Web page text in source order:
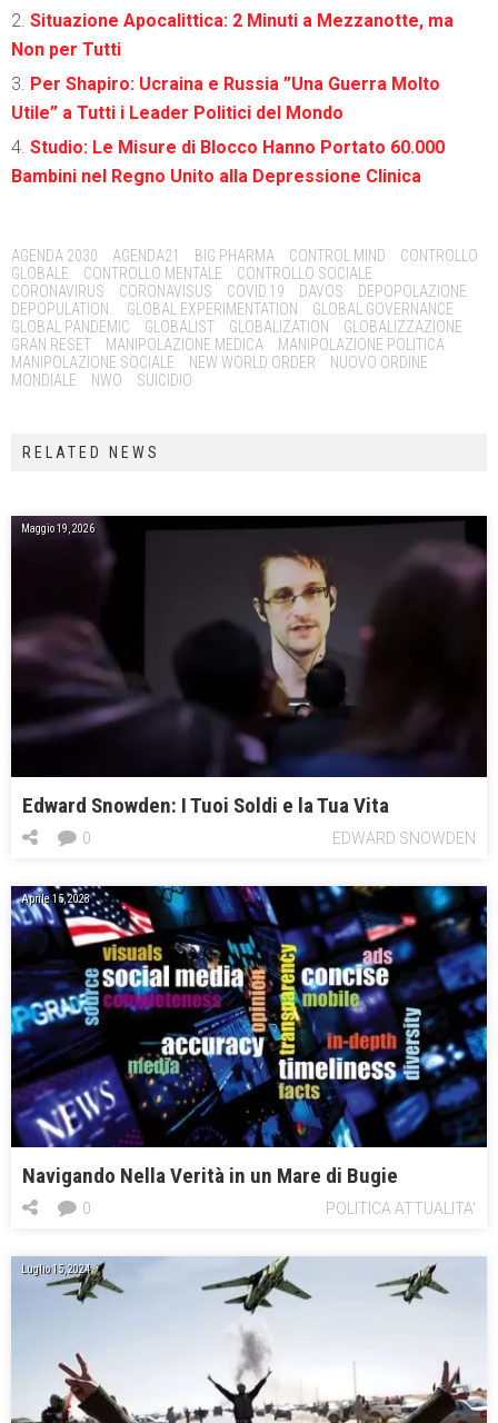
Situazione Apocalittica: 2 Minuti a Mezzanotte, ma
Non per Tutti
Per Shapiro: Ucraina e Russia ”Una Guerra Molto
Utile” a Tutti i Leader Politici del Mondo
Studio: Le Misure di Blocco Hanno Portato 60.000
Bambini nel Regno Unito alla Depressione Clinica
Tags:
AGENDA 2030 AGENDA21 BIG PHARMA CONTROL MIND
CONTROLLO
GLOBALE
CONTROLLO MENTALE
CONTROLLO SOCIALE
CORONAVIRUS
CORONAVISUS COVID.19 DAVOS
DEPOPOLAZIONE
DEPOPULATION.
GLOBAL EXPERIMENTATION
GLOBAL GOVERNANCE
GLOBAL PANDEMIC
GLOBALIST GLOBALIZATION
GLOBALIZZAZIONE
GRAN RESET
MANIPOLAZIONE MEDICA
MANIPOLAZIONE POLITICA
MANIPOLAZIONE SOCIALE
NEW WORLD ORDER
NUOVO ORDINE
MONDIALE
NWO SUICIDIO
RELATED NEWS
Maggio 19, 2026
Edward Snowden: I Tuoi Soldi e la Tua Vita
EDWARD SNOWDEN
0
Aprile 15, 2023
Navigando Nella Verità in un Mare di Bugie
POLITICA ATTUALITA'
0
Luglio 15, 2024